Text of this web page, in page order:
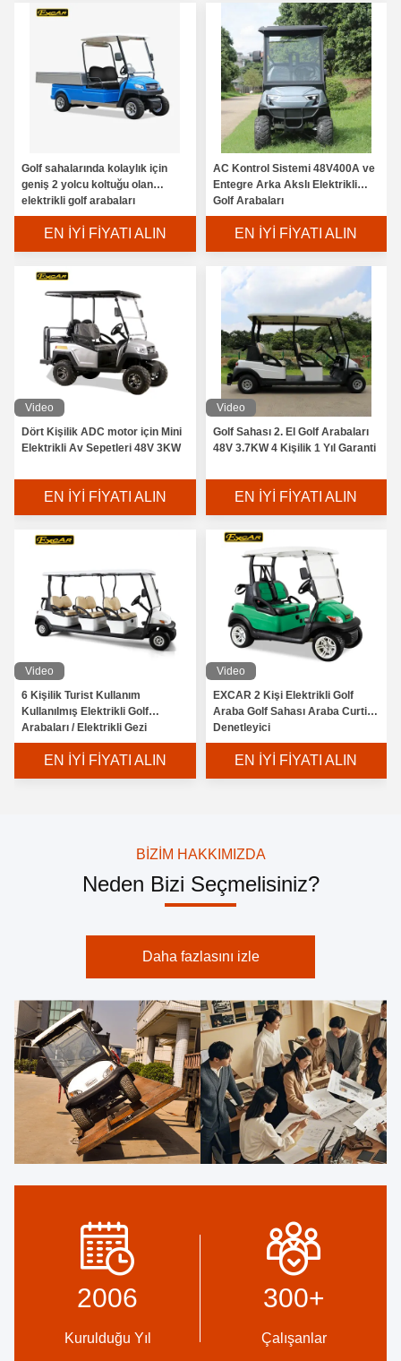
Golf sahalarında kolaylık için
geniş 2 yolcu koltuğu olan
elektrikli golf arabaları
EN İYI FIYATI ALIN
AC Kontrol Sistemi 48V400A ve
Entegre Arka Akslı Elektrikli
Golf Arabaları
EN İYI FIYATI ALIN
Video
Dört Kişilik ADC motor için Mini
Elektrikli Av Sepetleri 48V 3KW
EN İYI FIYATI ALIN
Video
Golf Sahası 2. El Golf Arabaları
48V 3.7KW 4 Kişilik 1 Yıl Garanti
EN İYI FIYATI ALIN
Video
6 Kişilik Turist Kullanım
Kullanılmış Elektrikli Golf
Arabaları / Elektrikli Gezi
Otobüsü Trojan Pil
EN İYI FIYATI ALIN
Video
EXCAR 2 Kişi Elektrikli Golf
Araba Golf Sahası Araba Curtis
Denetleyici
EN İYI FIYATI ALIN
BIZIM HAKKIMIZDA
Neden Bizi Seçmelisiniz?
Daha fazlasını izle
2006
Kurulduğu Yıl
300+
Çalışanlar